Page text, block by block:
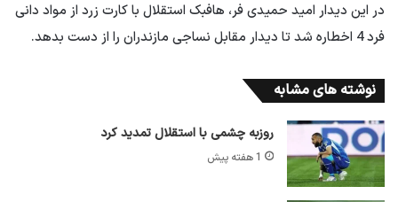
در این دیدار امید حمیدی فر، هافبک استقلال با کارت زرد از مواد دانی
فرد 4 اخطاره شد تا دیدار مقابل نساجی مازندران را از دست بدهد.
نوشته های مشابه
روزبه چشمی با استقلال تمدید کرد
1 هفته پیش